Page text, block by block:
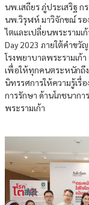
นพ.เสถียร ภู่ประเสริฐ ก
นพ.วิรุฬห์ มาวิจักขณ์ รอ
ไตและเปลี่ยนพระรามเ
Day 2023 ภายใต้คำขวั
โรงพยาบาลพระรามเก้า
เพื่อให้ทุกคนตระหนักถึง
นิทรรศการให้ความรู้เรื่อ
การรักษา ด้านโภชนากา
พระรามเก้า